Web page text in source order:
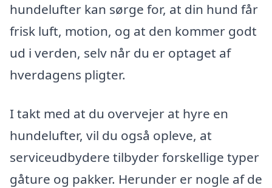
hundelufter kan sørge for, at din hund får
frisk luft, motion, og at den kommer godt
ud i verden, selv når du er optaget af
hverdagens pligter.
I takt med at du overvejer at hyre en
hundelufter, vil du også opleve, at
serviceudbydere tilbyder forskellige typer
gåture og pakker. Herunder er nogle af de